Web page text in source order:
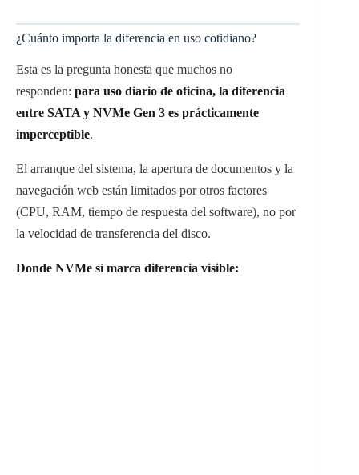
¿Cuánto importa la diferencia en uso cotidiano?
Esta es la pregunta honesta que muchos no
responden: para uso diario de oficina, la diferencia
entre SATA y NVMe Gen 3 es prácticamente
imperceptible.
El arranque del sistema, la apertura de documentos y la
navegación web están limitados por otros factores
(CPU, RAM, tiempo de respuesta del software), no por
la velocidad de transferencia del disco.
Donde NVMe sí marca diferencia visible: